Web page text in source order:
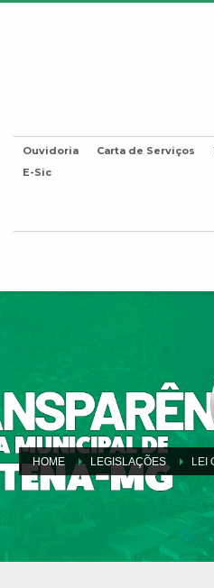
Ouvidoria Carta de Serviços
E-Sic
HOME LEGISLAÇÕES LEI